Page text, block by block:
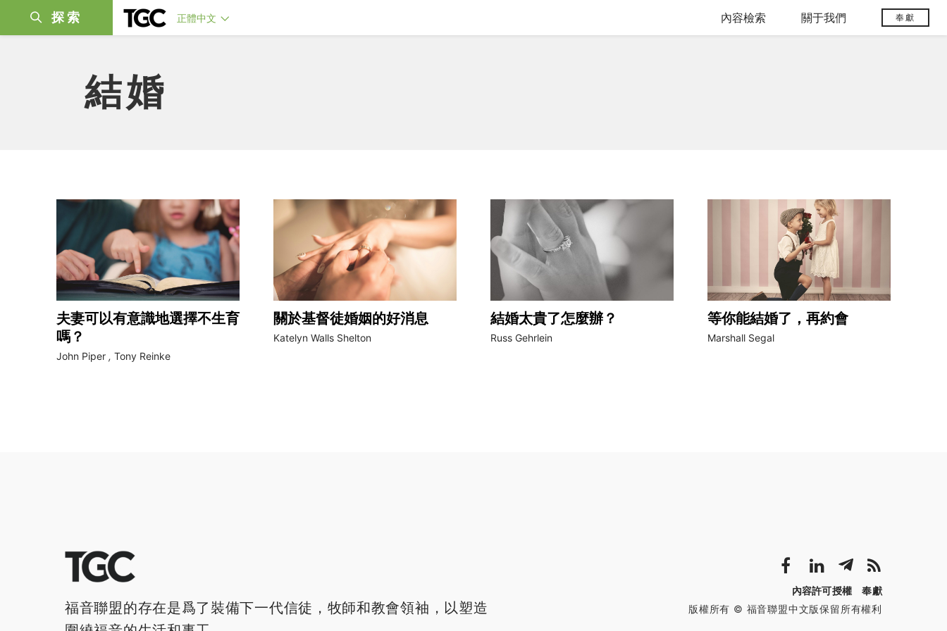
探索 正體中文 內容檢索 關于我們 奉獻
結婚
夫妻可以有意識地選擇不生育
嗎？
John Piper , Tony Reinke
關於基督徒婚姻的好消息
Katelyn Walls Shelton
結婚太貴了怎麼辦？
Russ Gehrlein
等你能結婚了，再約會
Marshall Segal
福音聯盟的存在是爲了裝備下一代信徒，牧師和教會領袖，以塑造
內容許可授權
奉獻
版權所有 © 福音聯盟中文版保留所有權利